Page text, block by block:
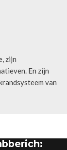
zijn
En zijn
van